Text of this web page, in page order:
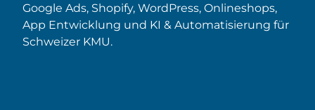
Google Ads, Shopify, WordPress, Onlineshops,
App Entwicklung und KI & Automatisierung für
Schweizer KMU.